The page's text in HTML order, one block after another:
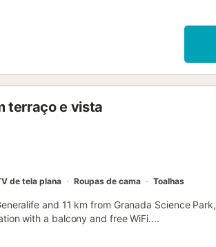
terraço e vista
de tela plana Roupas de cama Toalhas
and 11 km from Granada Science Park,
with a balcony and free WiFi....